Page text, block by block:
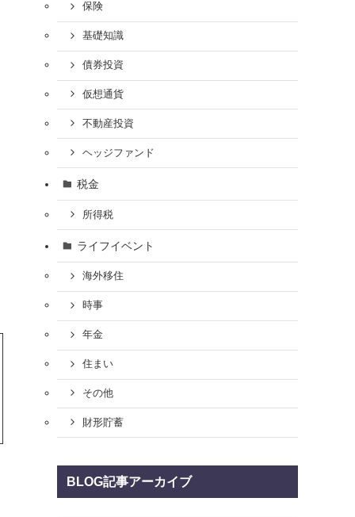
保険
基礎知識
債券投資
仮想通貨
不動産投資
ヘッジファンド
税金
所得税
ライフイベント
海外移住
時事
年金
住まい
その他
財形貯蓄
BLOG記事アーカイブ